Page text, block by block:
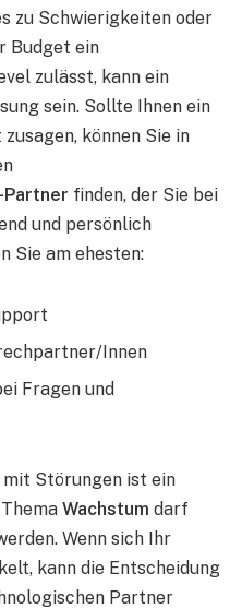
zu Schwierigkeiten oder
Budget ein
zulässt, kann ein
sein. Sollte Ihnen ein
können Sie in
finden, der Sie bei
und persönlich
Sie am ehesten:
Innen
Fragen und
mit Störungen ist ein
Wachstum darf
Wenn sich Ihr
kann die Entscheidung
Partner